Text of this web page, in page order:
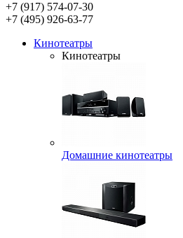
+7 (917) 574-07-30
+7 (495) 926-63-77
Кинотеатры
Кинотеатры
Домашние кинотеатры